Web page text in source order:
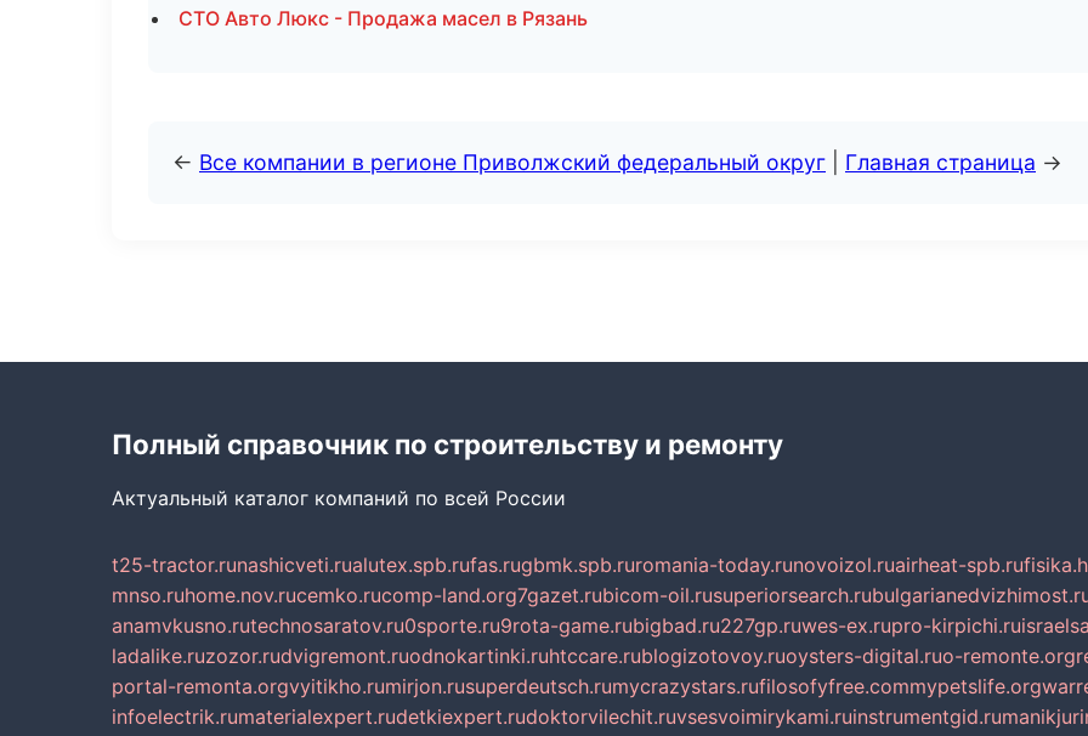
СТО Авто Люкс - Продажа масел в Рязань
← Все компании в регионе Приволжский федеральный округ Главная страница →
Полный справочник по строительству и ремонту
Актуальный каталог компаний по всей России
t25-tractor.runashicveti.rualutex.spb.rufas.rugbmk.spb.ruromania-today.runovoizol.ruairheat-spb.ru
mnso.ruhome.nov.rucemko.rucomp-land.org7gazet.rubicom-oil.rusuperiorsearch.ru
anamvkusno.rutechnosaratov.ru0sporte.ru9rota-game.rubigbad.ru227gp.ruwes-ex.rupro-kirpichi.ru
ladalike.ruzozor.rudvigremont.ruodnokartinki.ruhtccare.rublogizotovoy.ruoysters-digital.ruo-remonte.org
portal-remonta.orgvyitikho.rumirjon.rusuperdeutsch.rumycrazystars.rufilosofyfree.commypetslife.org
infoelectrik.rumaterialexpert.rudetkiexpert.rudoktorvilechit.ruvsesvoimirykami.ruinstrumentgid.ru